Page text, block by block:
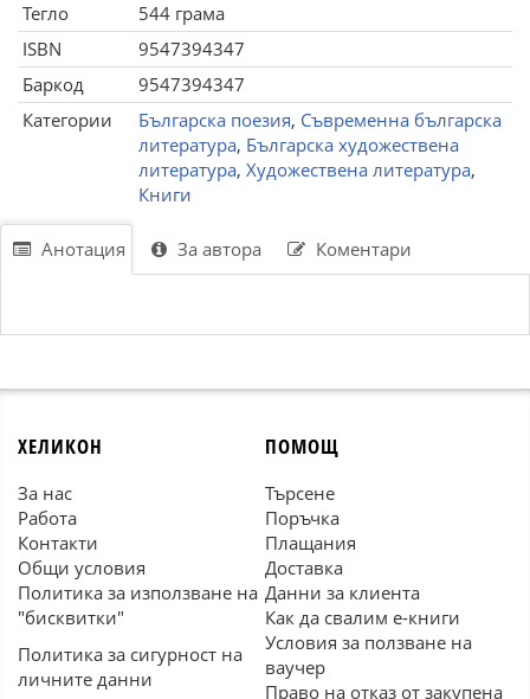
Тегло
544 грама
ISBN
9547394347
Баркод
9547394347
Категории
Българска поезия, Съвременна българска
литература, Българска художествена
литература, Художествена литература,
Книги
Анотация За автора Коментари
ХЕЛИКОН
За нас
Работа
Контакти
Общи условия
Политика за използване на
"бисквитки"
Политика за сигурност на
личните данни
ПОМОЩ
Търсене
Поръчка
Плащания
Доставка
Данни за клиента
Как да свалим е-книги
Условия за ползване на
ваучер
Право на отказ от закупена